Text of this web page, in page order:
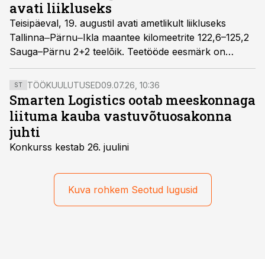
avati liikluseks
Teisipäeval, 19. augustil avati ametlikult liikluseks
Tallinna‒Pärnu‒Ikla maantee kilomeetrite 122,6–125,2
Sauga–Pärnu 2+2 teelõik. Teetööde eesmärk on
suurendada liiklusohutust, parandada sõidumugavust
ja suunata raskeliiklus enne asulat uuele trassile.
ST TÖÖKUULUTUSED09.07.26, 10:36
Smarten Logistics ootab meeskonnaga
liituma kauba vastuvõtuosakonna
juhti
Konkurss kestab 26. juulini
Kuva rohkem Seotud lugusid